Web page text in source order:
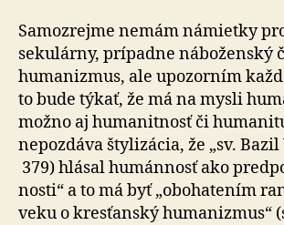
Samozrejme nemám námietky
se­ku­lárny, prí­padne ná­bo­ženský
hu­ma­nizmus, ale upo­zor­ním
to bude týkať, že má na mysli
možno aj huma­nit­nosť či
nepozdáva šty­li­zá­cia, že „sv.
379) hlásal humán­nosť ako
nosti“ a to má byť „obo­ha­te­ním
veku o kres­ťanský hu­ma­nizmus“